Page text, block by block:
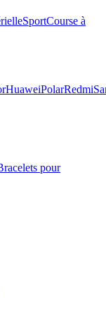
SportCourse à
HuaweiPolarRedmi
pour